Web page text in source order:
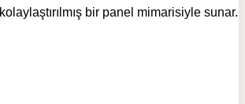
kolaylaştırılmış bir panel mimarisiyle sunar.